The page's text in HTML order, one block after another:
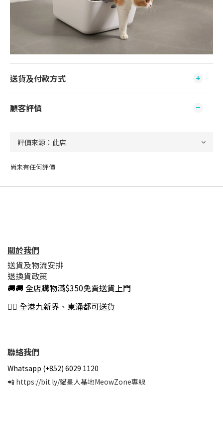
送貨及付款方式
顧客評價
尚未有任何評價
關於我們
送貨及物流安排
退換貨政策
🚚🚚 全店購物滿$350免費送貨上門
👍🏻 全港九新界、東涌都可送貨
聯絡我們
Whatsapp (+852) 6029 1120
📲 https://bit.ly/貓星人基地MeowZone專線